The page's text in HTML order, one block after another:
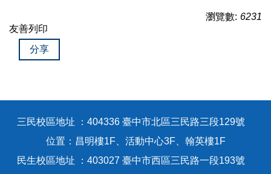
瀏覽數: 6231
友善列印
分享
三民校區地址 ：404336 臺中市北區三民路三段129號
位置：昌明樓1F、活動中心3F、翰英樓1F
民生校區地址 ：403027 臺中市西區三民路一段193號